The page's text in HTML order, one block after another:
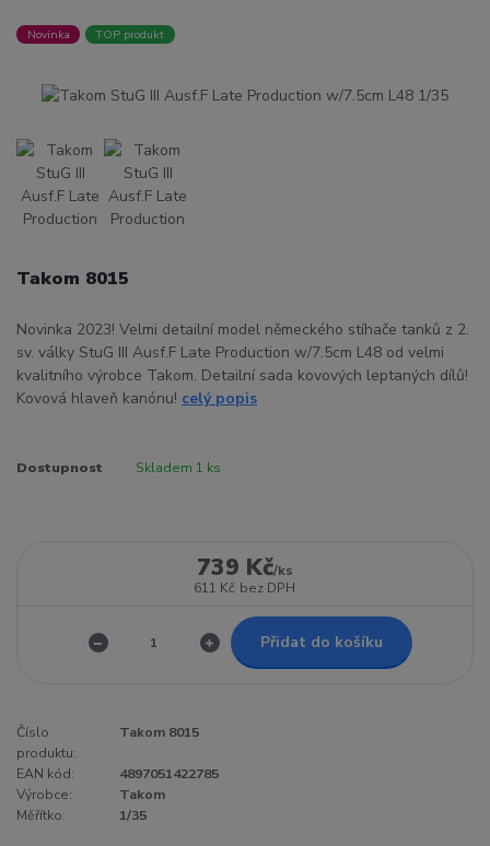
Novinka TOP produkt
Takom 8015
Novinka 2023! Velmi detailní model německého stíhače tanků z 2.
sv. války StuG III Ausf.F Late Production w/7.5cm L48 od velmi
kvalitního výrobce Takom. Detailní sada kovových leptaných dílů!
Kovová hlaveň kanónu! celý popis
Dostupnost Skladem 1 ks
739 Kč/ks
611 Kč bez DPH
Přidat do košíku
Číslo
produktu:
Takom 8015
EAN kód:
4897051422785
Výrobce:
Takom
Měřítko:
1/35